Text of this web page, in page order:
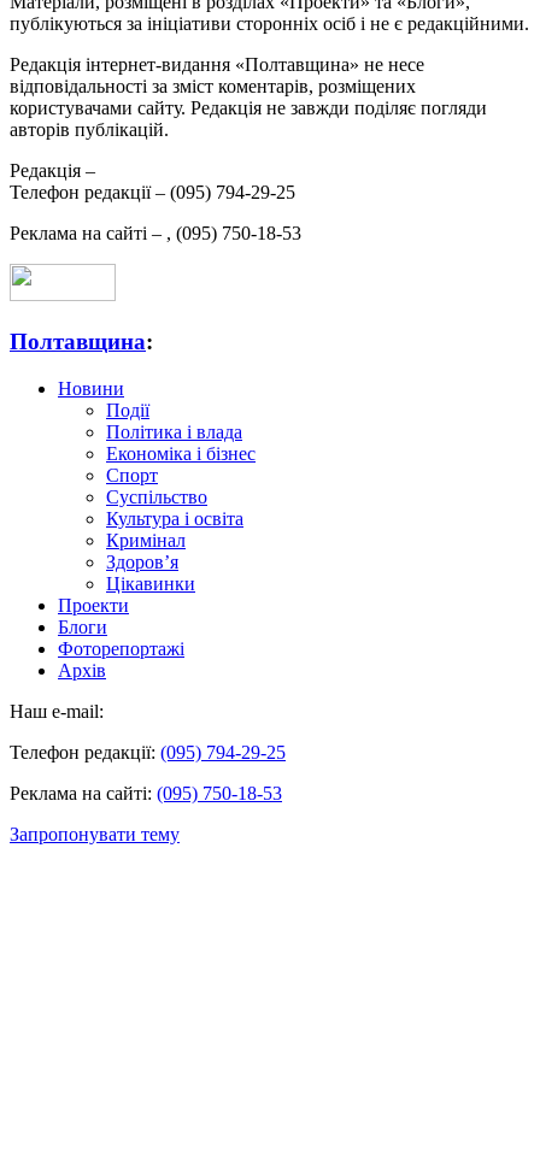
публікуються за ініціативи сторонніх осіб і не є редакційними.
Редакція інтернет-видання «Полтавщина» не несе
відповідальності за зміст коментарів, розміщених
користувачами сайту. Редакція не завжди поділяє погляди
авторів публікацій.
Редакція –
Телефон редакції – (095) 794-29-25
Реклама на сайті – , (095) 750-18-53
Полтавщина:
Новини
Події
Політика і влада
Економіка і бізнес
Спорт
Суспільство
Культура і освіта
Кримінал
Здоров’я
Цікавинки
Проекти
Блоги
Фоторепортажі
Архів
Наш e-mail:
Телефон редакції: (095) 794-29-25
Реклама на сайті: (095) 750-18-53
Запропонувати тему